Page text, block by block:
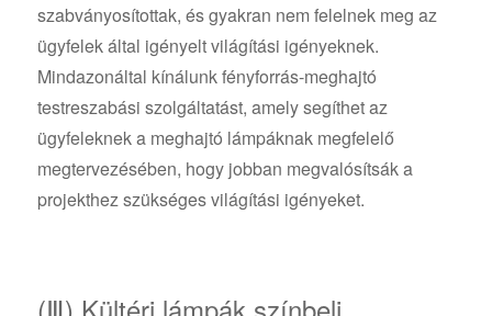
szabványosítottak, és gyakran nem felelnek meg az
ügyfelek által igényelt világítási igényeknek.
Mindazonáltal kínálunk fényforrás-meghajtó
testreszabási szolgáltatást, amely segíthet az
ügyfeleknek a meghajtó lámpáknak megfelelő
megtervezésében, hogy jobban megvalósítsák a
projekthez szükséges világítási igényeket.